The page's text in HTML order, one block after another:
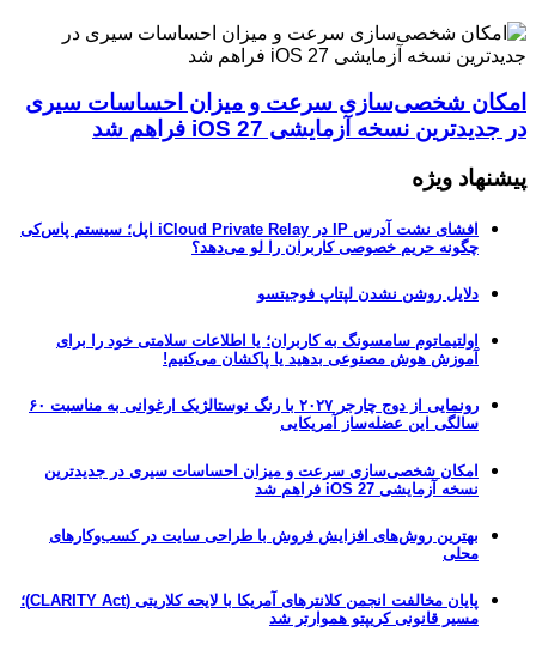
امکان شخصی‌سازی سرعت و میزان احساسات سیری
در جدیدترین نسخه آزمایشی iOS 27 فراهم شد
پیشنهاد ویژه
افشای نشت آدرس IP در iCloud Private Relay اپل؛ سیستم پاس‌کی
چگونه حریم خصوصی کاربران را لو می‌دهد؟
دلایل روشن نشدن لپتاپ فوجیتسو
اولتیماتوم سامسونگ به کاربران؛ یا اطلاعات سلامتی خود را برای
آموزش هوش مصنوعی بدهید یا پاکشان می‌کنیم!
رونمایی از دوج چارجر ۲۰۲۷ با رنگ نوستالژیک ارغوانی به مناسبت ۶۰
سالگی این عضله‌ساز آمریکایی
امکان شخصی‌سازی سرعت و میزان احساسات سیری در جدیدترین
نسخه آزمایشی iOS 27 فراهم شد
بهترین روش‌های افزایش فروش با طراحی سایت در کسب‌وکارهای
محلی
پایان مخالفت انجمن کلانترهای آمریکا با لایحه کلاریتی (CLARITY Act)؛
مسیر قانونی کریپتو هموارتر شد